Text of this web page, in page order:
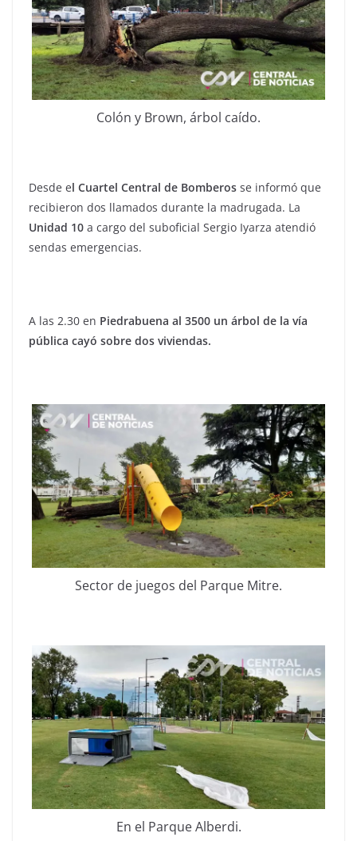
Colón y Brown, árbol caído.
Desde el Cuartel Central de Bomberos se informó que
recibieron dos llamados durante la madrugada. La
Unidad 10 a cargo del suboficial Sergio Iyarza atendió
sendas emergencias.
A las 2.30 en Piedrabuena al 3500 un árbol de la vía
pública cayó sobre dos viviendas.
Sector de juegos del Parque Mitre.
En el Parque Alberdi.